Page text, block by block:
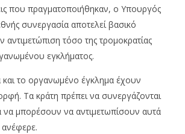
που πραγματοποιήθηκαν, ο Υπουργός
συνεργασία αποτελεί βασικό
αντιμετώπιση τόσο της τρομοκρατίας
εγκλήματος.
και το οργανωμένο έγκλημα έχουν
Τα κράτη πρέπει να συνεργάζονται
να μπορέσουν να αντιμετωπίσουν αυτά